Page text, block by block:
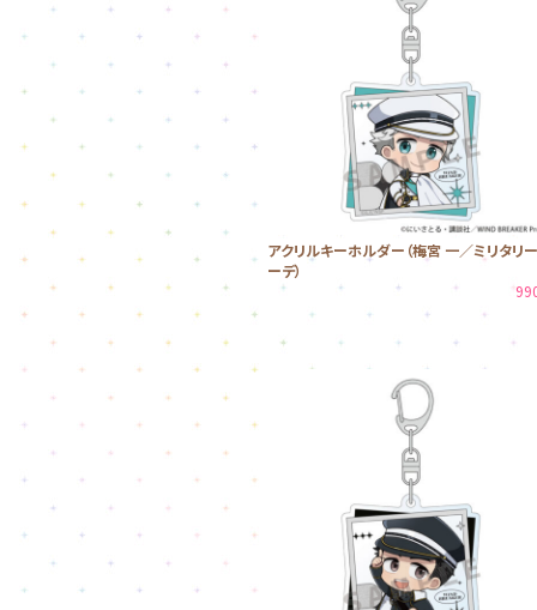
アクリルキーホルダー（梅宮 一／ミリタリ
ーデ）